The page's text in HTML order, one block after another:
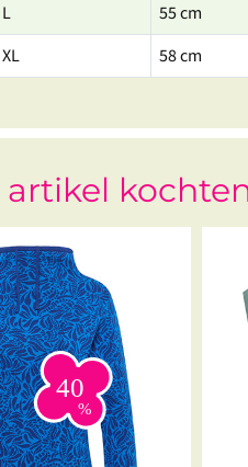
L
55 cm
XL
58 cm